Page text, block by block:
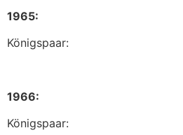
1965:
Königspaar:
1966:
Königspaar: